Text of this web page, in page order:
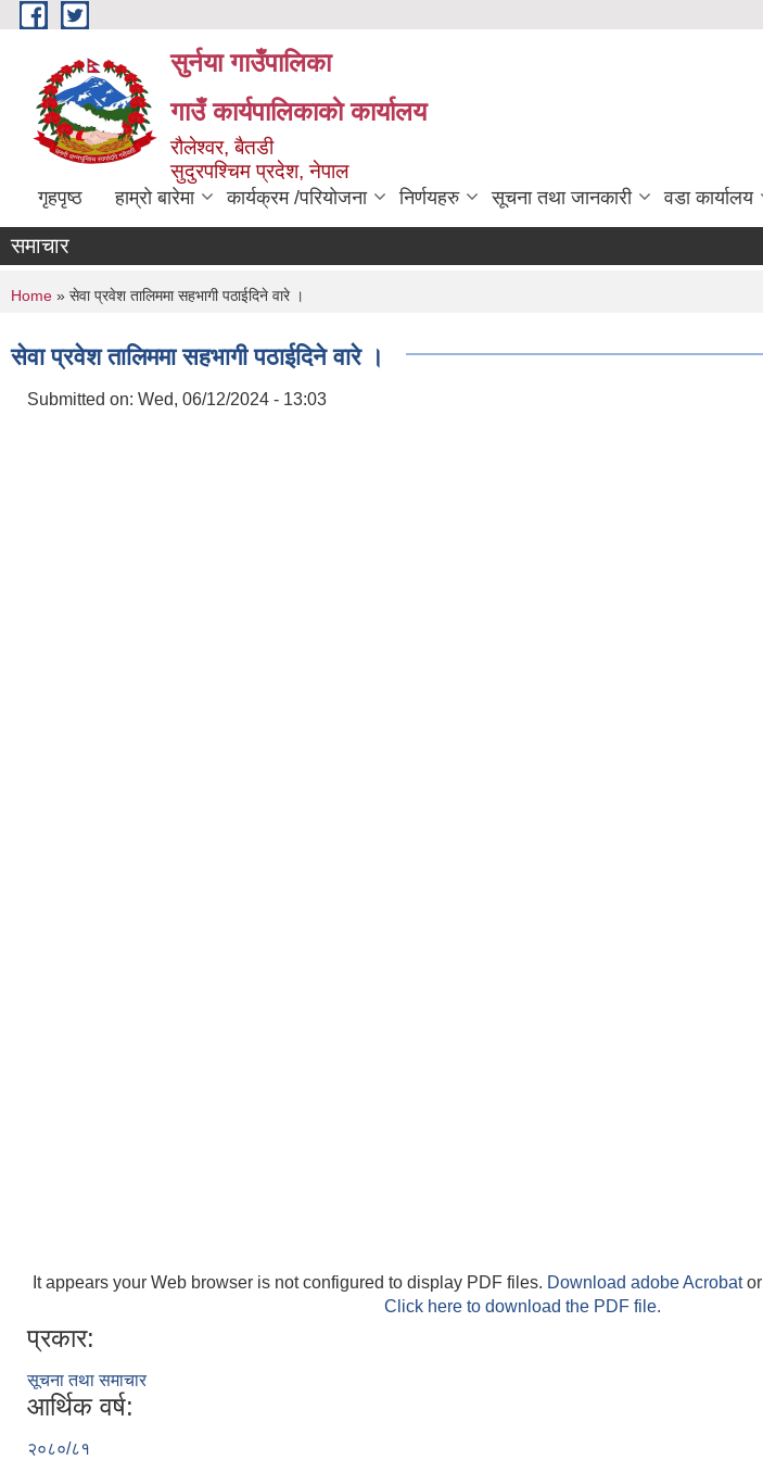
Skip to main content
सुर्नया गाउँपालिका
गाउँ कार्यपालिकाकाे कार्यालय
रौलेश्वर, बैतडी
सुदुरपश्चिम प्रदेश, नेपाल
गृहपृष्ठ हाम्रो बारेमा कार्यक्रम /परियोजना निर्णयहरु सूचना तथा जानकारी वडा कार्यालय
समाचार
You are here
Home » सेवा प्रवेश तालिममा सहभागी पठाईदिने वारे ।
सेवा प्रवेश तालिममा सहभागी पठाईदिने वारे ।
Submitted on: Wed, 06/12/2024 - 13:03
It appears your Web browser is not configured to display PDF files. Download adobe Acrobator
Click here to download the PDF file.
प्रकार:
सूचना तथा समाचार
आर्थिक वर्ष:
२०८०/८१